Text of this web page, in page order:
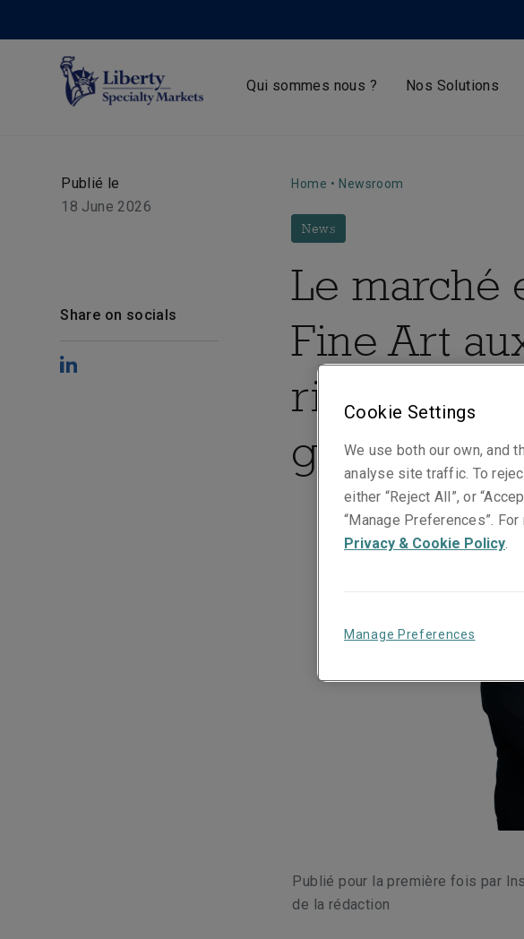
Qui sommes nous ? Nos Solutions
Publié le
18 June 2026
Share on socials
Home • Newsroom
News
Le marché
Fine Art
risques
Publié pour la première fois par
de la rédaction
Cookie Settings
We use both our own, and
analyse site traffic. To
either “Reject All”, or
“Manage Preferences”.
Privacy & Cookie Policy.
Manage Preferences